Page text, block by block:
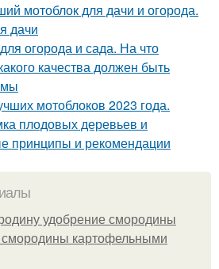
мотоблок для дачи и огорода.
дачи
огорода и сада. На что
качества должен быть
мотоблоков 2023 года.
плодовых деревьев и
принципы и рекомендации
удобрение смородины
картофельными